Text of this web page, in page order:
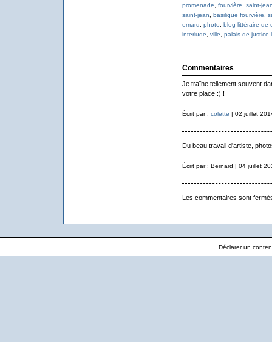
promenade, fourvière, saint-
saint-jean, basilique fourvière,
emard , photo, blog littéraire de
interlude, ville, palais de justice
Commentaires
Je traîne tellement souvent
votre place :) !
Écrit par : colette | 02 juillet
Du beau travail d'artiste,
Écrit par : Bernard | 04 juillet
Les commentaires sont
Déclarer un